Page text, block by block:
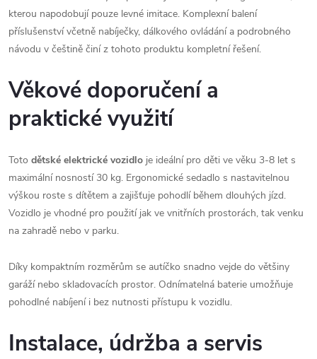
kterou napodobují pouze levné imitace. Komplexní balení
příslušenství včetně nabíječky, dálkového ovládání a podrobného
návodu v češtině činí z tohoto produktu kompletní řešení.
Věkové doporučení a
praktické využití
Toto dětské elektrické vozidlo je ideální pro děti ve věku 3-8 let s
maximální nosností 30 kg. Ergonomické sedadlo s nastavitelnou
výškou roste s dítětem a zajišťuje pohodlí během dlouhých jízd.
Vozidlo je vhodné pro použití jak ve vnitřních prostorách, tak venku
na zahradě nebo v parku.
Díky kompaktním rozměrům se autíčko snadno vejde do většiny
garáží nebo skladovacích prostor. Odnímatelná baterie umožňuje
pohodlné nabíjení i bez nutnosti přístupu k vozidlu.
Instalace, údržba a servis